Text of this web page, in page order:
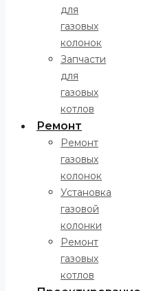
для
газовых
колонок
Запчасти
для
газовых
котлов
Ремонт
Ремонт
газовых
колонок
Установка
газовой
колонки
Ремонт
газовых
котлов